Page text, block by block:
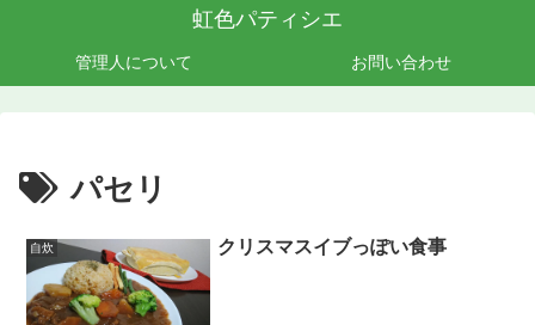
虹色パティシエ
管理人について お問い合わせ
パセリ
自炊 クリスマスイブっぽい食事